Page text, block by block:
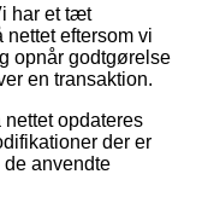
har et tæt
eftersom vi
opnår godtgørelse
en transaktion.
opdateres
der er
anvendte